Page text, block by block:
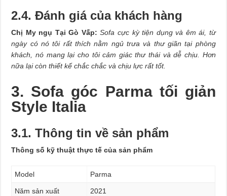
2.4. Đánh giá của khách hàng
Chị My ngụ Tại Gò Vấp: Sofa cực kỳ tiện dụng và êm ái, từ
ngày có nó tôi rất thích nằm ngủ trưa và thư giãn tại phòng
khách, nó mang lại cho tôi cảm giác thư thái và dễ chịu. Hơn
nữa lại còn thiết kế chắc chắc và chịu lực rất tốt.
3. Sofa góc Parma tối giản
Style Italia
3.1. Thông tin về sản phẩm
Thông số kỹ thuật thực tế của sản phẩm
Model Parma
Năm sản xuất 2021